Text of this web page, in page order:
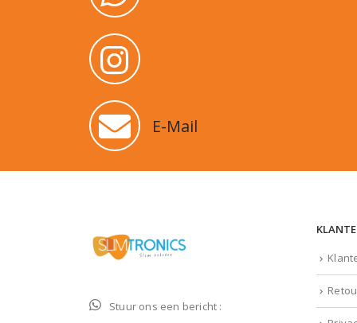
E-Mail
Stuur ons een bericht :